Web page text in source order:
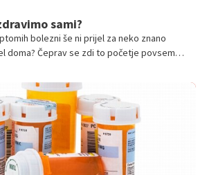
sami?
bolezni še ni prijel za neko znano
doma? Čeprav se zdi to početje povsem
brez medicinskega znanja in izbira
vse prej kot lahko delo.